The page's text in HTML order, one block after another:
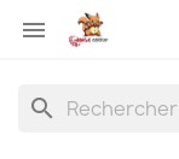

search